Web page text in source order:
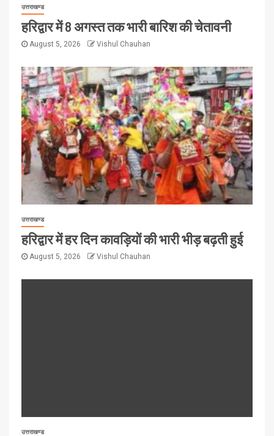
उत्तराखण्ड
हरिद्वार में 8 अगस्त तक भारी बारिश की चेतावनी
August 5, 2026 Vishul Chauhan
उत्तराखण्ड
हरिद्वार में हर दिन कावड़ियों की भारी भीड़ बढ़ती हुई
August 5, 2026 Vishul Chauhan
उत्तराखण्ड